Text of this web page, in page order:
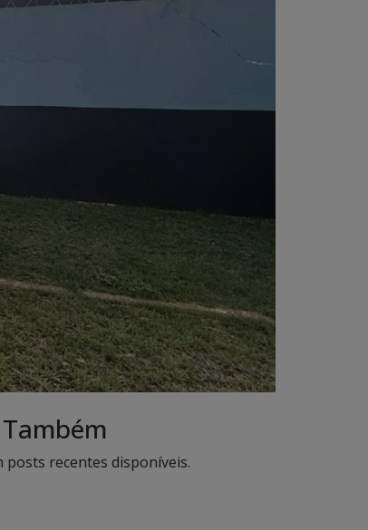
posts recentes disponíveis.